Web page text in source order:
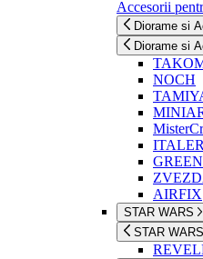
Accesorii
Diorame si
Diorame si
NOCH
AIRFIX
STAR WARS
STAR WARS